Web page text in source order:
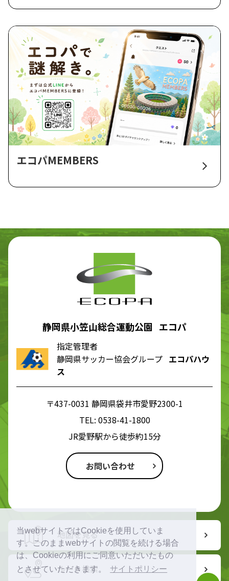
当webサイトではCookieを使用していま
す。このままwebサイトの閲覧を続ける場合
は、Cookieの利用にご同意いただいたもの
とさせていただきます。
サイトポリシー
エコパMEMBERS
静岡県小笠山総合運動公園 エコパ
指定管理者
静岡県サッカー協会グループ エコパハウ
ス
〒437-0031 静岡県袋井市愛野2300-1
TEL: 0538-41-1800
JR愛野駅から徒歩約15分
お問い合わせ
地図を見る
ルート検索